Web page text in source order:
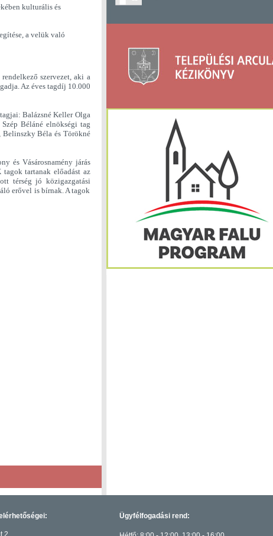
kulturális és
a velük való
szervezet, aki a
Az éves tagdíj 10.000
Balázsné Keller Olga
Béláné elnökségi tag
Belinszky Béla és Törökné
és Vásárosnamény járás
tartanak előadást az
térség jó közigazgatási
erővel is bírnak. A tagok
2.
Ügyfélfogadási rend: